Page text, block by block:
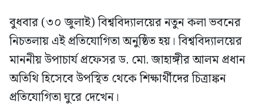
বুধবার (৩০ জুলাই) বিশ্ববিদ্যালয়ের নতুন কলা ভবনের
নিচতলায় এই প্রতিযোগিতা অনুষ্ঠিত হয়। বিশ্ববিদ্যালয়ের
মাননীয় উপাচার্য প্রফেসর ড. মো. জাহাঙ্গীর আলম প্রধান
অতিথি হিসেবে উপস্থিত থেকে শিক্ষার্থীদের চিত্রাঙ্কন
প্রতিযোগিতা ঘুরে দেখেন।